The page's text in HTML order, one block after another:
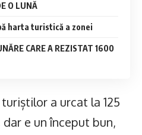
O LUNĂ
harta turistică a zonei
CARE A REZISTAT 1600
a urcat la 125
e un început bun,